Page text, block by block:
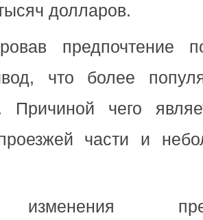
долларов.
предпочтение
что более
Причиной чего
части и